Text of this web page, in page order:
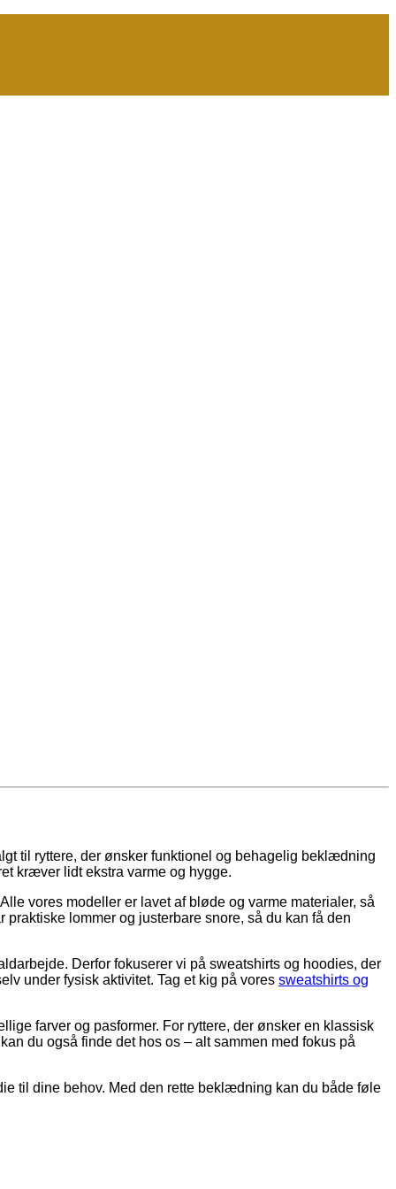
til ryttere, der ønsker funktionel og behagelig beklædning
kræver lidt ekstra varme og hygge.
vores modeller er lavet af bløde og varme materialer, så
lommer og justerbare snore, så du kan få den
Derfor fokuserer vi på sweatshirts og hoodies, der
under fysisk aktivitet. Tag et kig på vores sweatshirts og
farver og pasformer. For ryttere, der ønsker en klassisk
du også finde det hos os – alt sammen med fokus på
til dine behov. Med den rette beklædning kan du både føle